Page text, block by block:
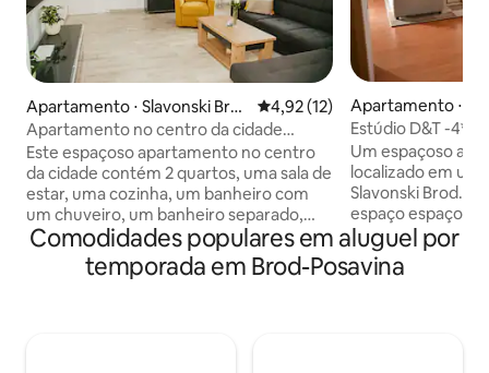
Apartamento ⋅ Slavonski Bro
d
4,92 de uma avaliação média
4,92 (12)
Apartamento no centro da cidade
Brandt
Este espaçoso apartamento no centro
da cidade contém 2 quartos, uma sala de
estar, uma cozinha, um banheiro com
um chuveiro, um banheiro separado,
uma lavanderia e uma varanda. Está
equipado com um alto padrão, o que
tornará a sua estadia agradável e
Apartamento ⋅
d
Estúdio D&T -4*
Um espaçoso
localizado em
Slavonski Brod.
espaço espaçoso
estar, cozinha,
banheiro. No
tudo o que é
Comodidades populares em aluguel por
temporada em Brod-Posavina